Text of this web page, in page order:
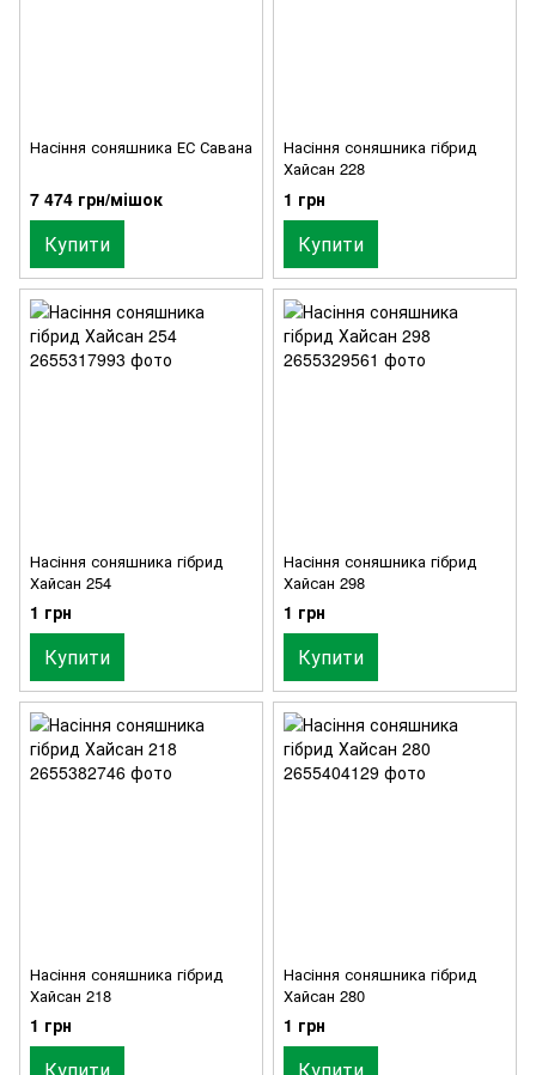
Насіння соняшника ЕС Савана
7 474 грн/мішок
Купити
Насіння соняшника гібрид
Хайсан 228
1 грн
Купити
Насіння соняшника гібрид
Хайсан 254
1 грн
Купити
Насіння соняшника гібрид
Хайсан 298
1 грн
Купити
Насіння соняшника гібрид
Хайсан 218
1 грн
Купити
Насіння соняшника гібрид
Хайсан 280
1 грн
Купити